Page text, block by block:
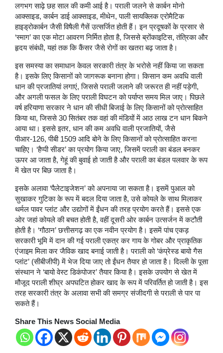
लगभग साढ़े छह साल की कमी आई है। पराली जलने से कार्बन मोनो
आक्साइड, कार्बन डाई आक्साइड, मीथेन, पाली सायक्लिक एरोमैटिक
हाइड्रोकार्बन जैसी विषैली गैसें उत्सर्जित होती हैं। इन प्रदूषकों के प्रसार से
‘स्माग’ का एक मोटा आवरण निर्मित होता है, जिससे ब्रोंकाइटिस, तंत्रिका और
हृदय संबंधी, यहां तक कि कैंसर जैसे रोगों का खतरा बढ़ जाता है।
इस समस्या का समाधान केवल सरकारी तंत्र के भरोसे नहीं किया जा सकता
है। इसके लिए किसानों को जागरूक बनाना होगा। किसान कम अवधि वाली
धान की प्रजातियां लगाएं, जिससे पराली जलाने की जरूरत ही नहीं पड़ेगी,
और अगली फसल के लिए पराली विघटन को पर्याप्त समय मिल जाए। पिछले
वर्ष हरियाणा सरकार ने धान की सीधी बिजाई के लिए किसानों को प्रोत्साहित
किया था, जिससे 30 सितंबर तक वहां की मंडियों में आठ लाख टन धान बिकने
आया था। इससे इतर, धान की कम अवधि वाली प्रजातियों, जैसे
पीआर-126, पीबी 1509 आदि बोने के लिए किसानों को प्रोत्साहित करना
चाहिए। ‘हैप्पी सीडर’ का प्रयोग किया जाए, जिसमें पराली का बंडल बनकर
ऊपर आ जाता है, गेहूं की बुवाई हो जाती है और पराली का बंडल पलवार के रूप
में खेत पर बिछ जाता है।
इसके अलावा ‘पैलेटाइजेशन’ को अपनाया जा सकता है। इसमें पुआल को
सुखाकर गुटिका के रूप में बदल दिया जाता है, उसे कोयले के साथ मिलाकर
थर्मल पावर प्लांट और उद्योगों में ईंधन की तरह प्रयोग करते हैं। इससे एक
ओर जहां कोयले की बचत होती है, वहीं दूसरी ओर कार्बन उत्सर्जन में कटौती
होती है। ‘गौठान’ छत्तीसगढ़ का एक नवीन प्रयोग है। इसमें पांच एकड़
सरकारी भूमि में दान की गई पराली एकत्र कर गाय के गोबर और प्राकृतिक
एंजाइम मिला कर जैविक खाद बनाई जाती है। पराली को ‘कंप्रेस्ड बायो गैस
प्लांट’ (सीबीजीपी) में भेज दिया जाए तो ईंधन तैयार हो जाता है। दिल्ली के पूसा
संस्थान ने ‘बायो वेस्ट डिकंपोजर’ तैयार किया है। इसके उपयोग से खेत में
मौजूद पराली शीघ्र अपघटित होकर खाद के रूप में परिवर्तित हो जाती है। इस
तरह सरकारी तंत्र के अलावा सभी की समग्र संजीदगी से पराली से पार पा
सकते हैं।
Share This News Social Media